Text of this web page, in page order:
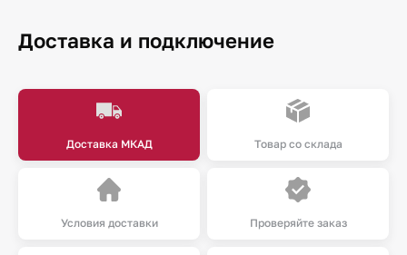
Доставка и подключение
Доставка МКАД Товар со склада
Условия доставки Проверяйте заказ